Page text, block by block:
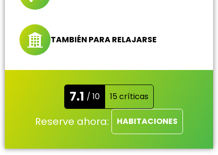
TAMBIÉN PARA RELAJARSE
7.1 / 10 15 críticas
Reserve ahora: HABITACIONES